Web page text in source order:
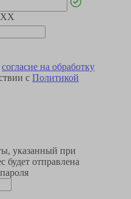
согласие на обработку
с Политикой
указанный при
будет отправлена